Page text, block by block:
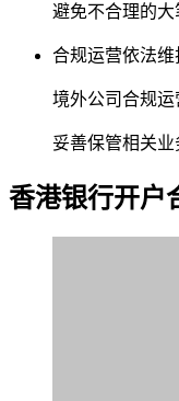
避免不合理的
合规运营依法维
境外公司合规
妥善保管相关
香港银行开户